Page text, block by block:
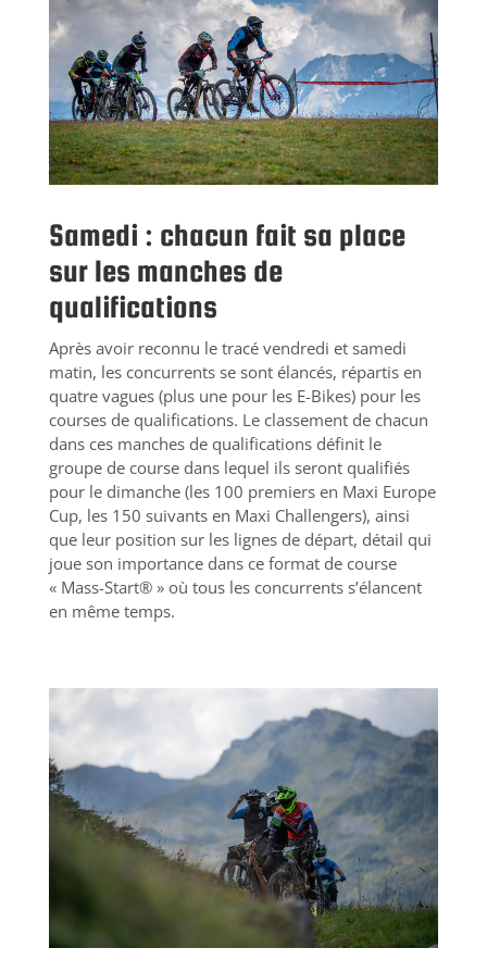
Samedi : chacun fait sa place
sur les manches de
qualifications
Après avoir reconnu le tracé vendredi et samedi
matin, les concurrents se sont élancés, répartis en
quatre vagues (plus une pour les E-Bikes) pour les
courses de qualifications. Le classement de chacun
dans ces manches de qualifications définit le
groupe de course dans lequel ils seront qualifiés
pour le dimanche (les 100 premiers en Maxi Europe
Cup, les 150 suivants en Maxi Challengers), ainsi
que leur position sur les lignes de départ, détail qui
joue son importance dans ce format de course
« Mass-Start® » où tous les concurrents s’élancent
en même temps.